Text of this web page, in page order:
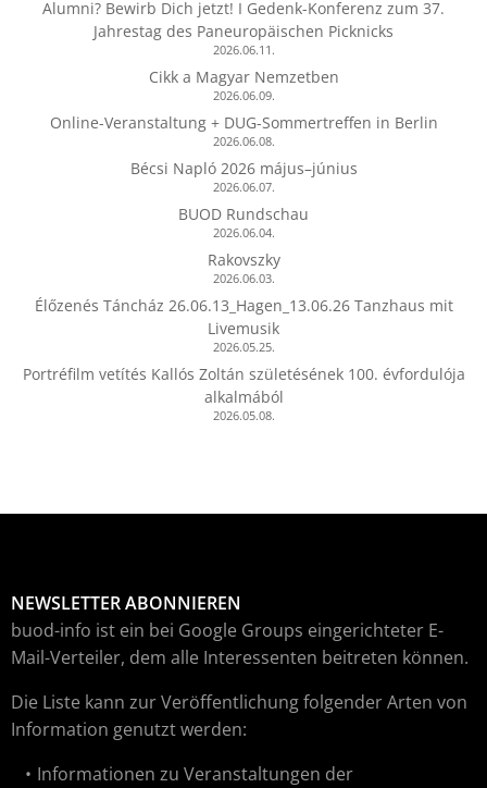
Alumni? Bewirb Dich jetzt! I Gedenk-Konferenz zum 37.
Jahrestag des Paneuropäischen Picknicks
2026.06.11.
Cikk a Magyar Nemzetben
2026.06.09.
Online-Veranstaltung + DUG-Sommertreffen in Berlin
2026.06.08.
Bécsi Napló 2026 május–június
2026.06.07.
BUOD Rundschau
2026.06.04.
Rakovszky
2026.06.03.
Élőzenés Táncház 26.06.13_Hagen_13.06.26 Tanzhaus mit
Livemusik
2026.05.25.
Portréfilm vetítés Kallós Zoltán születésének 100. évfordulója
alkalmából
2026.05.08.
NEWSLETTER ABONNIEREN
buod-info ist ein bei Google Groups eingerichteter E-
Mail-Verteiler, dem alle Interessenten beitreten können.
Die Liste kann zur Veröffentlichung folgender Arten von
Information genutzt werden:
Informationen zu Veranstaltungen der